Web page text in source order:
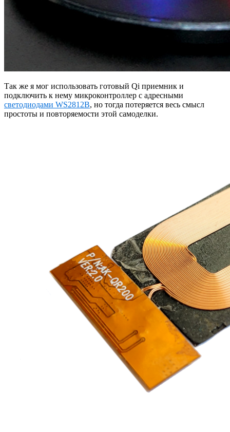
Так же я мог использовать готовый Qi приемник и
подключить к нему микроконтроллер с адресными
светодиодами WS2812B, но тогда потеряется весь смысл
простоты и повторяемости этой самоделки.